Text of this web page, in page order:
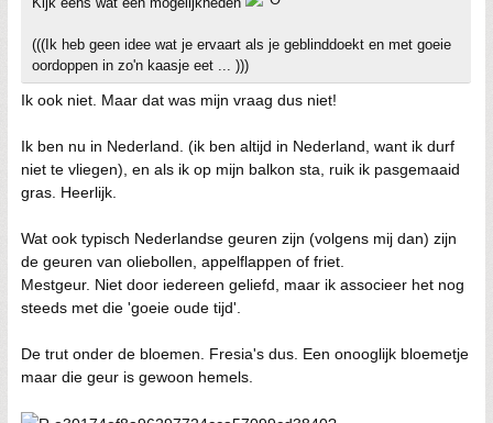
(((Ik heb geen idee wat je ervaart als je geblinddoekt en met goeie
oordoppen in zo'n kaasje eet ... )))
Ik ook niet. Maar dat was mijn vraag dus niet!
Ik ben nu in Nederland. (ik ben altijd in Nederland, want ik durf
niet te vliegen), en als ik op mijn balkon sta, ruik ik pasgemaaid
gras. Heerlijk.
Wat ook typisch Nederlandse geuren zijn (volgens mij dan) zijn
de geuren van oliebollen, appelflappen of friet.
Mestgeur. Niet door iedereen geliefd, maar ik associeer het nog
steeds met die 'goeie oude tijd'.
De trut onder de bloemen. Fresia's dus. Een onooglijk bloemetje
maar die geur is gewoon hemels.